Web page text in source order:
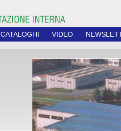
CATALOGHI VIDEO